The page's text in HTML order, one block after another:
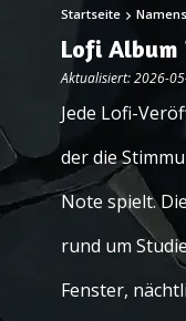
Startseite
Lofi
Aktualisiert: 2026-
Jede Lofi-
der die
Note spielt.
rund um
Fenster,